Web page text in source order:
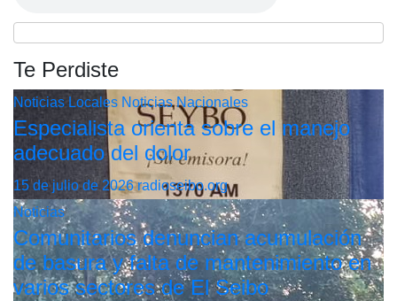
Te Perdiste
Noticias Locales Noticias Nacionales
Especialista orienta sobre el manejo
adecuado del dolor
15 de julio de 2026radioseibo.org
Noticias
Comunitarios denuncian acumulación
de basura y falta de mantenimiento en
varios sectores de El Seibo